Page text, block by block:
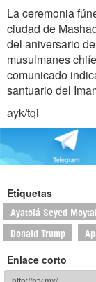
La ceremonia
ciudad de
del aniversario
musulmanes
comunicado
santuario del
ayk/tqi
Etiquetas
Ayatolá Seyed
Donald Trump
Enlace corto